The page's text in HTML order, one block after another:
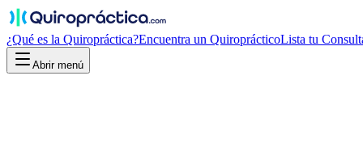
¿Qué es la Quiropráctica?Encuentra un QuiroprácticoLista tu
Abrir menú